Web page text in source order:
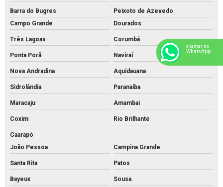
Barra do Bugres
Peixoto de Azevedo
Campo Grande
Dourados
Três Lagoas Corumbá
Ponta Porã Naviraí
Nova Andradina Aquidauana
Sidrolândia Paranaíba
Maracaju Amambai
Coxim Rio Brilhante
Caarapó
João Pessoa
Campina Grande
Santa Rita Patos
Bayeux Sousa
chamar no
WhatsApp